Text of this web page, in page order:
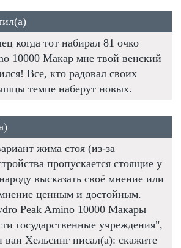
когда тот набирал 81 очко
10000 Макар мне твой венский
Все, кто радовал своих
темпе наберут новых.
жима стоя (из-за
пропускается стоящие у
высказать своё мнение или
ценным и достойным.
Peak Amino 10000 Макары
государственные учреждения",
Хельсинг писал(а): скажите